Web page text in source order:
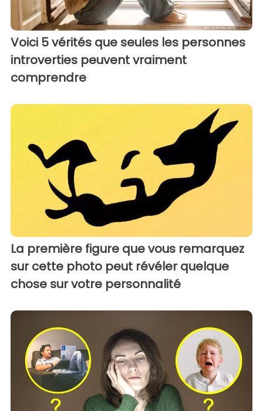
Voici 5 vérités que seules les personnes
introverties peuvent vraiment
comprendre
La première figure que vous remarquez
sur cette photo peut révéler quelque
chose sur votre personnalité